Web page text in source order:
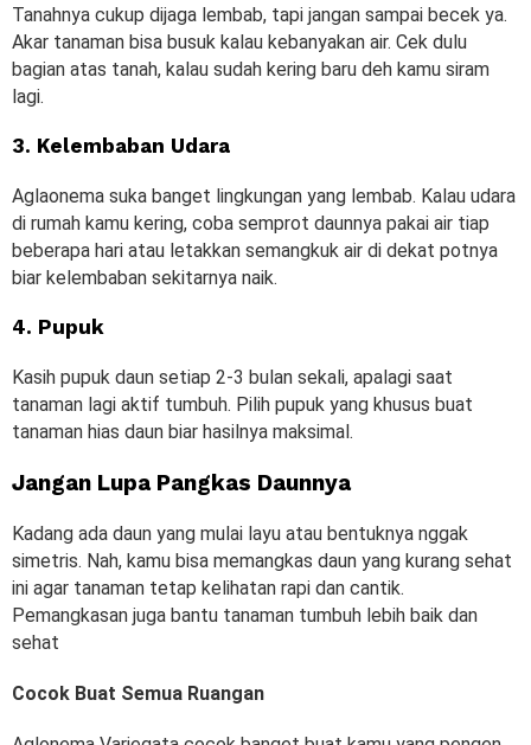
Tanahnya cukup dijaga lembab, tapi jangan sampai becek ya.
Akar tanaman bisa busuk kalau kebanyakan air. Cek dulu
bagian atas tanah, kalau sudah kering baru deh kamu siram
lagi.
3. Kelembaban Udara
Aglaonema suka banget lingkungan yang lembab. Kalau udara
di rumah kamu kering, coba semprot daunnya pakai air tiap
beberapa hari atau letakkan semangkuk air di dekat potnya
biar kelembaban sekitarnya naik.
4. Pupuk
Kasih pupuk daun setiap 2-3 bulan sekali, apalagi saat
tanaman lagi aktif tumbuh. Pilih pupuk yang khusus buat
tanaman hias daun biar hasilnya maksimal.
Jangan Lupa Pangkas Daunnya
Kadang ada daun yang mulai layu atau bentuknya nggak
simetris. Nah, kamu bisa memangkas daun yang kurang sehat
ini agar tanaman tetap kelihatan rapi dan cantik.
Pemangkasan juga bantu tanaman tumbuh lebih baik dan
sehat
Cocok Buat Semua Ruangan